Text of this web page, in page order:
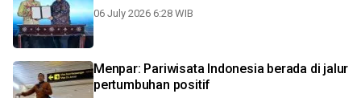
06 July 2026 6:28 WIB
Menpar: Pariwisata Indonesia berada di jalur
pertumbuhan positif